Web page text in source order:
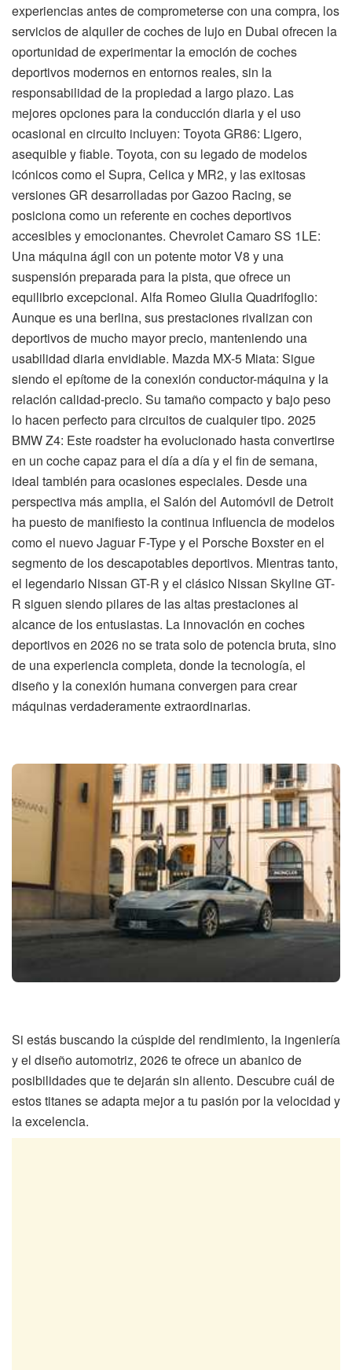
experiencias antes de comprometerse con una compra, los
servicios de alquiler de coches de lujo en Dubai ofrecen la
oportunidad de experimentar la emoción de coches
deportivos modernos en entornos reales, sin la
responsabilidad de la propiedad a largo plazo. Las
mejores opciones para la conducción diaria y el uso
ocasional en circuito incluyen: Toyota GR86: Ligero,
asequible y fiable. Toyota, con su legado de modelos
icónicos como el Supra, Celica y MR2, y las exitosas
versiones GR desarrolladas por Gazoo Racing, se
posiciona como un referente en coches deportivos
accesibles y emocionantes. Chevrolet Camaro SS 1LE:
Una máquina ágil con un potente motor V8 y una
suspensión preparada para la pista, que ofrece un
equilibrio excepcional. Alfa Romeo Giulia Quadrifoglio:
Aunque es una berlina, sus prestaciones rivalizan con
deportivos de mucho mayor precio, manteniendo una
usabilidad diaria envidiable. Mazda MX-5 Miata: Sigue
siendo el epítome de la conexión conductor-máquina y la
relación calidad-precio. Su tamaño compacto y bajo peso
lo hacen perfecto para circuitos de cualquier tipo. 2025
BMW Z4: Este roadster ha evolucionado hasta convertirse
en un coche capaz para el día a día y el fin de semana,
ideal también para ocasiones especiales. Desde una
perspectiva más amplia, el Salón del Automóvil de Detroit
ha puesto de manifiesto la continua influencia de modelos
como el nuevo Jaguar F-Type y el Porsche Boxster en el
segmento de los descapotables deportivos. Mientras tanto,
el legendario Nissan GT-R y el clásico Nissan Skyline GT-
R siguen siendo pilares de las altas prestaciones al
alcance de los entusiastas. La innovación en coches
deportivos en 2026 no se trata solo de potencia bruta, sino
de una experiencia completa, donde la tecnología, el
diseño y la conexión humana convergen para crear
máquinas verdaderamente extraordinarias.
Si estás buscando la cúspide del rendimiento, la ingeniería
y el diseño automotriz, 2026 te ofrece un abanico de
posibilidades que te dejarán sin aliento. Descubre cuál de
estos titanes se adapta mejor a tu pasión por la velocidad y
la excelencia.